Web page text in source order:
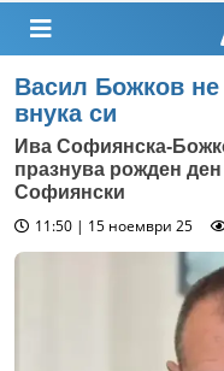
Васил Божков
внука си
Ива Софиянска-
празнува рожден
Софиянски
11:50 | 15 ноември 25